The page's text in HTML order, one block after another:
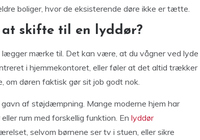
boliger, hvor de eksisterende døre ikke er tætte.
skifte til en lyddør?
mærke til. Det kan være, at du vågner ved lyde
i hjemmekontoret, eller føler at det altid trækker
døren faktisk gør sit job godt nok.
af støjdæmpning. Mange moderne hjem har
rum med forskellig funktion. En lyddør
selvom børnene ser tv i stuen, eller sikre